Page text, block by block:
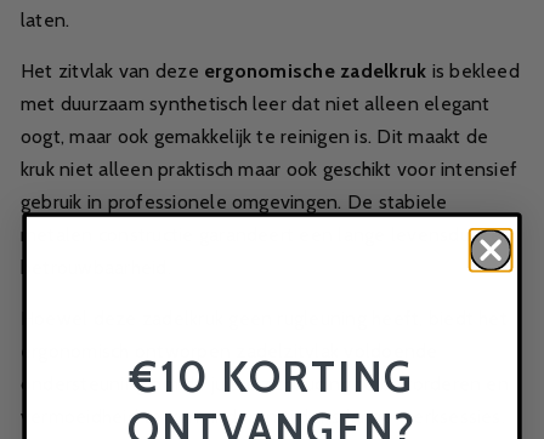
laten.
Het zitvlak van deze ergonomische zadelkruk is bekleed
met duurzaam synthetisch leer dat niet alleen elegant
oogt, maar ook gemakkelijk te reinigen is. Dit maakt de
kruk niet alleen praktisch maar ook geschikt voor intensief
gebruik in professionele omgevingen. De stabiele
metalen constructie garandeert een lange levensduur en
betrouwbaarheid.
ergonomisch ontworpen zadelzitvlak voldoende
ondersteuning om de juiste zithouding te bevorderen en
vermoeidheid te verminderen tijdens lange werksessies.
€10 KORTING